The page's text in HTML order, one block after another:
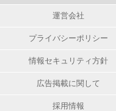
運営会社
プライバシーポリシー
情報セキュリティ方針
広告掲載に関して
採用情報